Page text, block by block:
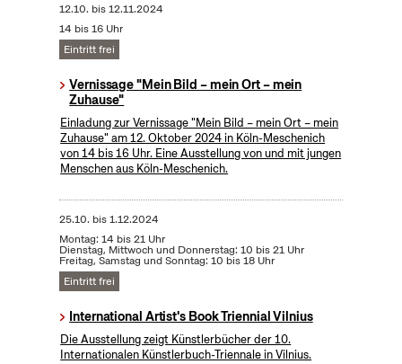
12.10. bis12.11.2024
14 bis 16 Uhr
Eintritt frei
Vernissage "Mein Bild – mein Ort – mein
Zuhause"
Einladung zur Vernissage "Mein Bild – mein Ort – mein
Zuhause" am 12. Oktober 2024 in Köln-Meschenich
von 14 bis 16 Uhr. Eine Ausstellung von und mit jungen
Menschen aus Köln-Meschenich.
25.10. bis1.12.2024
Montag: 14 bis 21 Uhr
Dienstag, Mittwoch und Donnerstag: 10 bis 21 Uhr
Freitag, Samstag und Sonntag: 10 bis 18 Uhr
Eintritt frei
International Artist's Book Triennial Vilnius
Die Ausstellung zeigt Künstlerbücher der 10.
Internationalen Künstlerbuch-Triennale in Vilnius.